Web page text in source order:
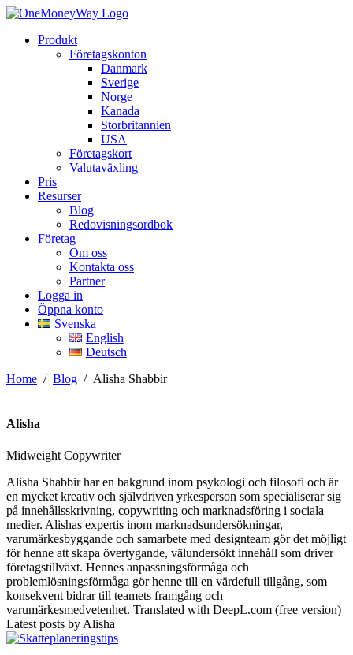
Produkt
Företagskonton
Danmark
Sverige
Norge
Kanada
Storbritannien
USA
Företagskort
Valutaväxling
Pris
Resurser
Blog
Redovisningsordbok
Företag
Om oss
Kontakta oss
Partner
Logga in
Öppna konto
Svenska
English
Deutsch
Home / Blog / Alisha Shabbir
Alisha
Midweight Copywriter
Alisha Shabbir har en bakgrund inom psykologi och filosofi och är
en mycket kreativ och självdriven yrkesperson som specialiserar sig
på innehållsskrivning, copywriting och marknadsföring i sociala
medier. Alishas expertis inom marknadsundersökningar,
varumärkesbyggande och samarbete med designteam gör det möjligt
för henne att skapa övertygande, välundersökt innehåll som driver
företagstillväxt. Hennes anpassningsförmåga och
problemlösningsförmåga gör henne till en värdefull tillgång, som
konsekvent bidrar till teamets framgång och
varumärkesmedvetenhet. Translated with DeepL.com (free version)
Latest posts by Alisha